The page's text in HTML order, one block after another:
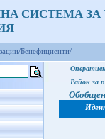
СИСТЕМА ЗА
Бенефициенти/
Район за